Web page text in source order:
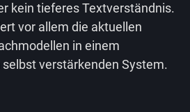
kein tieferes Textverständnis.
vor allem die aktuellen
in einem
verstärkenden System.